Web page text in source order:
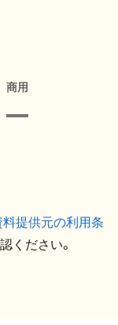
商用
料提供元の利用条
ください。